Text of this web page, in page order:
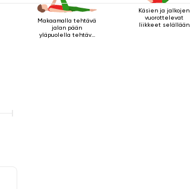
Makaamalla tehtävä
jalan pään
yläpuolella tehtävä
Käsien ja jalkojen
vuorottelevat
liikkeet selällään